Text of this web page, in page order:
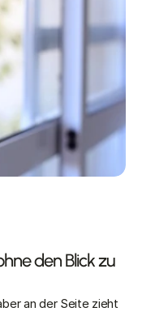
den Blick zu
an der Seite zieht